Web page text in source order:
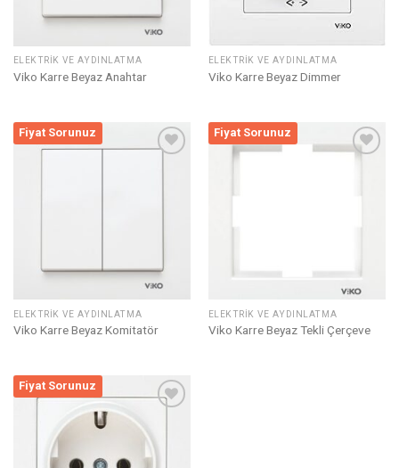
ELEKTRIK VE AYDINLATMA
Viko Karre Beyaz Anahtar
ELEKTRIK VE AYDINLATMA
Viko Karre Beyaz Dimmer
Fiyat Sorunuz
ELEKTRIK VE AYDINLATMA
Viko Karre Beyaz Komitatör
Fiyat Sorunuz
ELEKTRIK VE AYDINLATMA
Viko Karre Beyaz Tekli Çerçeve
Fiyat Sorunuz
Listeme